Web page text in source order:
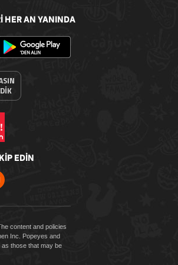
HER AN YANINDA
EDİN
content and policies
Inc. Popeyes and
those that may be